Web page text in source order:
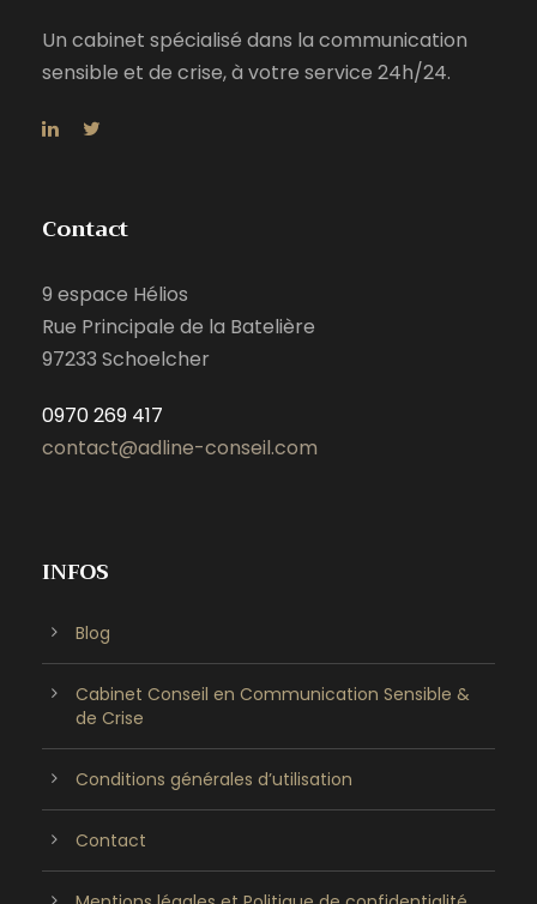
Un cabinet spécialisé dans la communication
sensible et de crise, à votre service 24h/24.
Contact
9 espace Hélios
Rue Principale de la Batelière
97233 Schoelcher
0970 269 417
contact@adline-conseil.com
INFOS
Blog
Cabinet Conseil en Communication Sensible &
de Crise
Conditions générales d’utilisation
Contact